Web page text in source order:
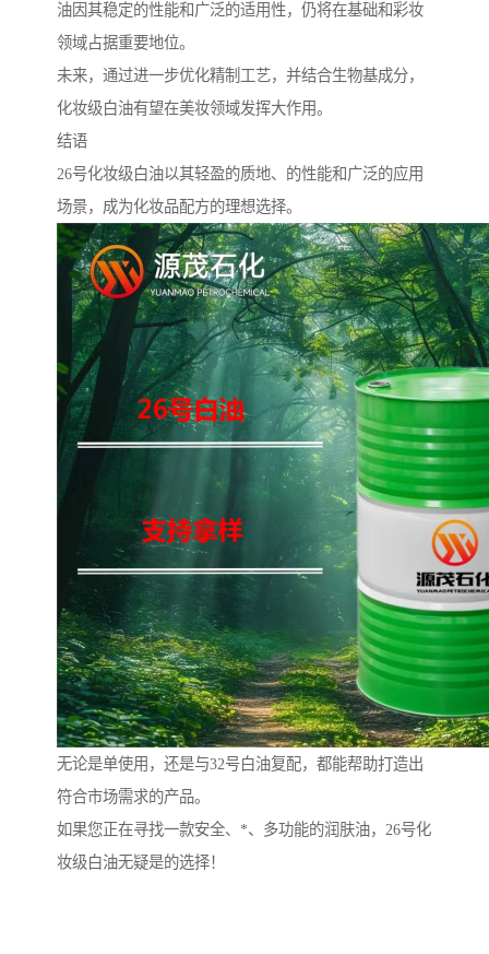
油因其稳定的性能和广泛的适用性，仍将在基础和彩妆
领域占据重要地位。
未来，通过进一步优化精制工艺，并结合生物基成分，
化妆级白油有望在美妆领域发挥大作用。
结语
26号化妆级白油以其轻盈的质地、的性能和广泛的应用
场景，成为化妆品配方的理想选择。
无论是单使用，还是与32号白油复配，都能帮助打造出
符合市场需求的产品。
如果您正在寻找一款安全、*、多功能的润肤油，26号化
妆级白油无疑是的选择！